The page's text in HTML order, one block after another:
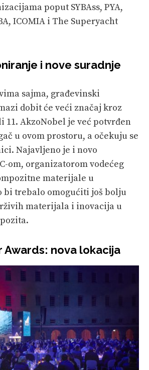
poput SYBAss, PYA,
ICOMIA i The Superyacht
i nove suradnje
sajma, građevinski
dobit će veći značaj kroz
11. AkzoNobel je već potvrđen
u ovom prostoru, a očekuju se
Najavljeno je i novo
om, organizatorom vodećeg
materijale u
bi trebalo omogućiti još bolju
materijala i inovacija u
Awards: nova lokacija